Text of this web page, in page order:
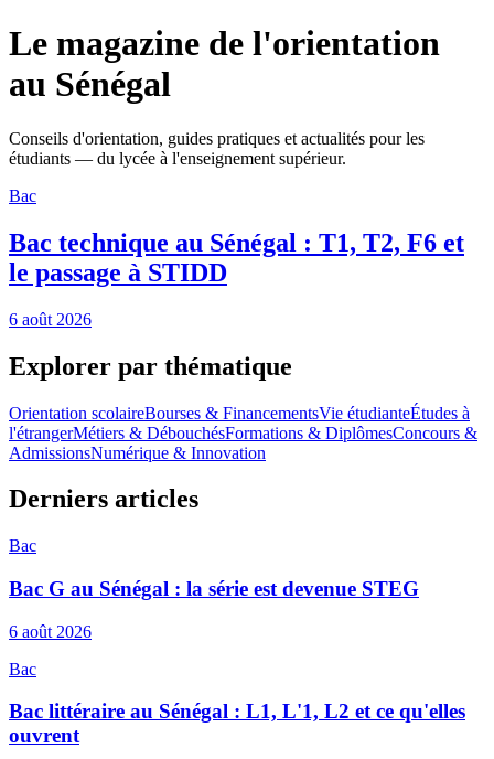
Le magazine de l'orientation
au Sénégal
Conseils d'orientation, guides pratiques et actualités pour les
étudiants — du lycée à l'enseignement supérieur.
Bac
Bac technique au Sénégal : T1, T2, F6 et
le passage à STIDD
6 août 2026
Explorer par thématique
Orientation scolaireBourses & FinancementsVie étudianteÉtudes à
l'étrangerMétiers & DébouchésFormations & DiplômesConcours &
AdmissionsNumérique & Innovation
Derniers articles
Bac
Bac G au Sénégal : la série est devenue STEG
6 août 2026
Bac
Bac littéraire au Sénégal : L1, L'1, L2 et ce qu'elles
ouvrent